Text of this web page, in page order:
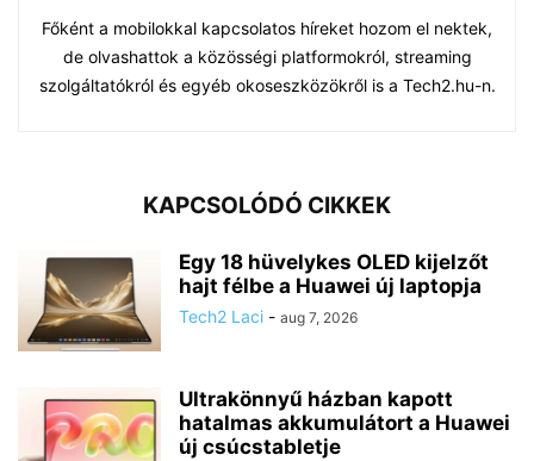
Főként a mobilokkal kapcsolatos híreket hozom el nektek,
de olvashattok a közösségi platformokról, streaming
szolgáltatókról és egyéb okoseszközökről is a Tech2.hu-n.
KAPCSOLÓDÓ CIKKEK
Egy 18 hüvelykes OLED kijelzőt
hajt félbe a Huawei új laptopja
Tech2 Laci - aug 7, 2026
Ultrakönnyű házban kapott
hatalmas akkumulátort a Huawei
új csúcstabletje